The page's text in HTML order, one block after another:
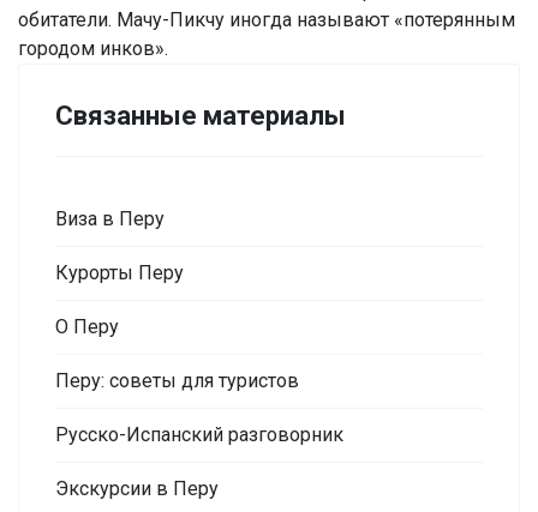
обитатели. Мачу-Пикчу иногда называют «потерянным
городом инков».
Связанные материалы
Виза в Перу
Курорты Перу
О Перу
Перу: советы для туристов
Русско-Испанский разговорник
Экскурсии в Перу